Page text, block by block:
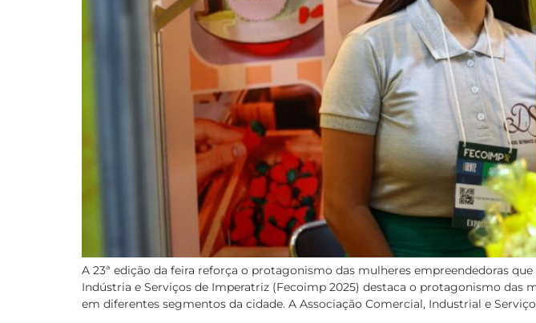
A 23ª edição da feira reforça o protagonismo das mulheres empreendedoras
Indústria e Serviços de Imperatriz (Fecoimp 2025) destaca o protagonismo das
em diferentes segmentos da cidade. A Associação Comercial, Industrial e